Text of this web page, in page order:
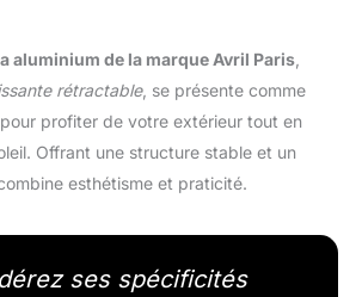
aluminium de la marque Avril Paris
rétractable, se présente comme
profiter de votre extérieur tout en
Offrant une structure stable et un
esthétisme et praticité.
ses spécificités